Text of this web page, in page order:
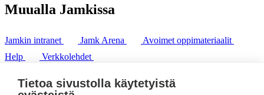
Muualla Jamkissa
Jamkin intranet Jamk Arena
Avoimet oppimateriaalit
Help
Verkkolehdet
puh. +358 20 743 8100
fax. +358 14 449 9694
Tietoa sivustolla käytetyistä